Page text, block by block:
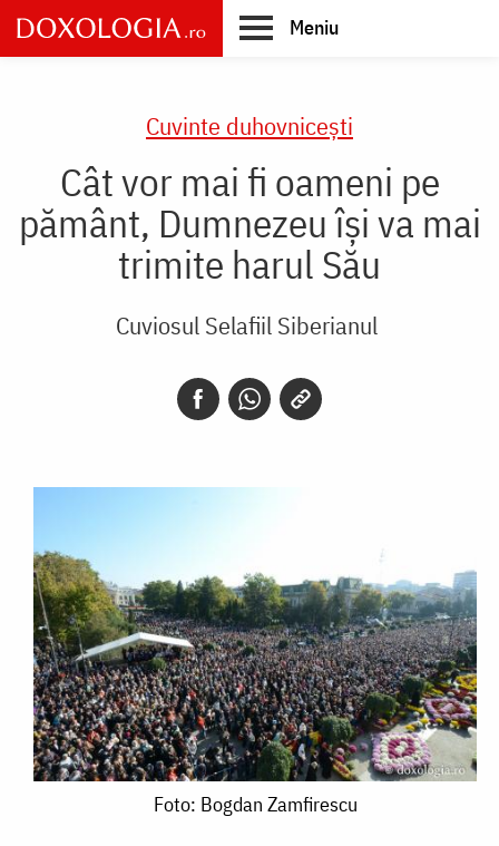
Skip
to
main
Meniu
Cuvinte duhovnicești
Cât vor mai fi oameni pe
pământ, Dumnezeu îşi va mai
trimite harul Său
Cuviosul Selafiil Siberianul
Foto: Bogdan Zamfirescu